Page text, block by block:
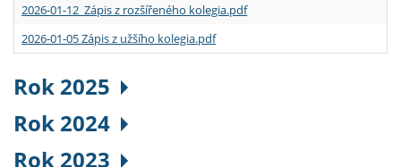
2026-01-12 Zápis z rozšířeného kolegia.pdf
2026-01-05 Zápis z užšího kolegia.pdf
Rok 2025
Rok 2024
Rok 2023